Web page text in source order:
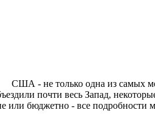
США - не только одна из самых
почти весь Запад,
или бюджетно - все подробности